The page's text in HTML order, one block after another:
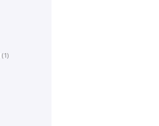
(1)